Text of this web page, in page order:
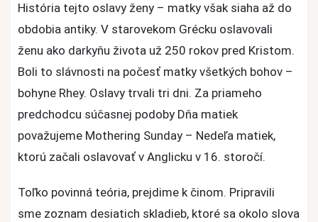
skladieb
ku
Dňu
matiek
História tejto oslavy ženy – matky však siaha až do
obdobia antiky. V starovekom Grécku oslavovali
ženu ako darkyňu života už 250 rokov pred Kristom.
Boli to slávnosti na počesť matky všetkých bohov –
bohyne Rhey. Oslavy trvali tri dni. Za priameho
predchodcu súčasnej podoby Dňa matiek
považujeme Mothering Sunday – Nedeľa matiek,
ktorú začali oslavovať v Anglicku v 16. storočí.
Toľko povinná teória, prejdime k činom. Pripravili
sme zoznam desiatich skladieb, ktoré sa okolo slova